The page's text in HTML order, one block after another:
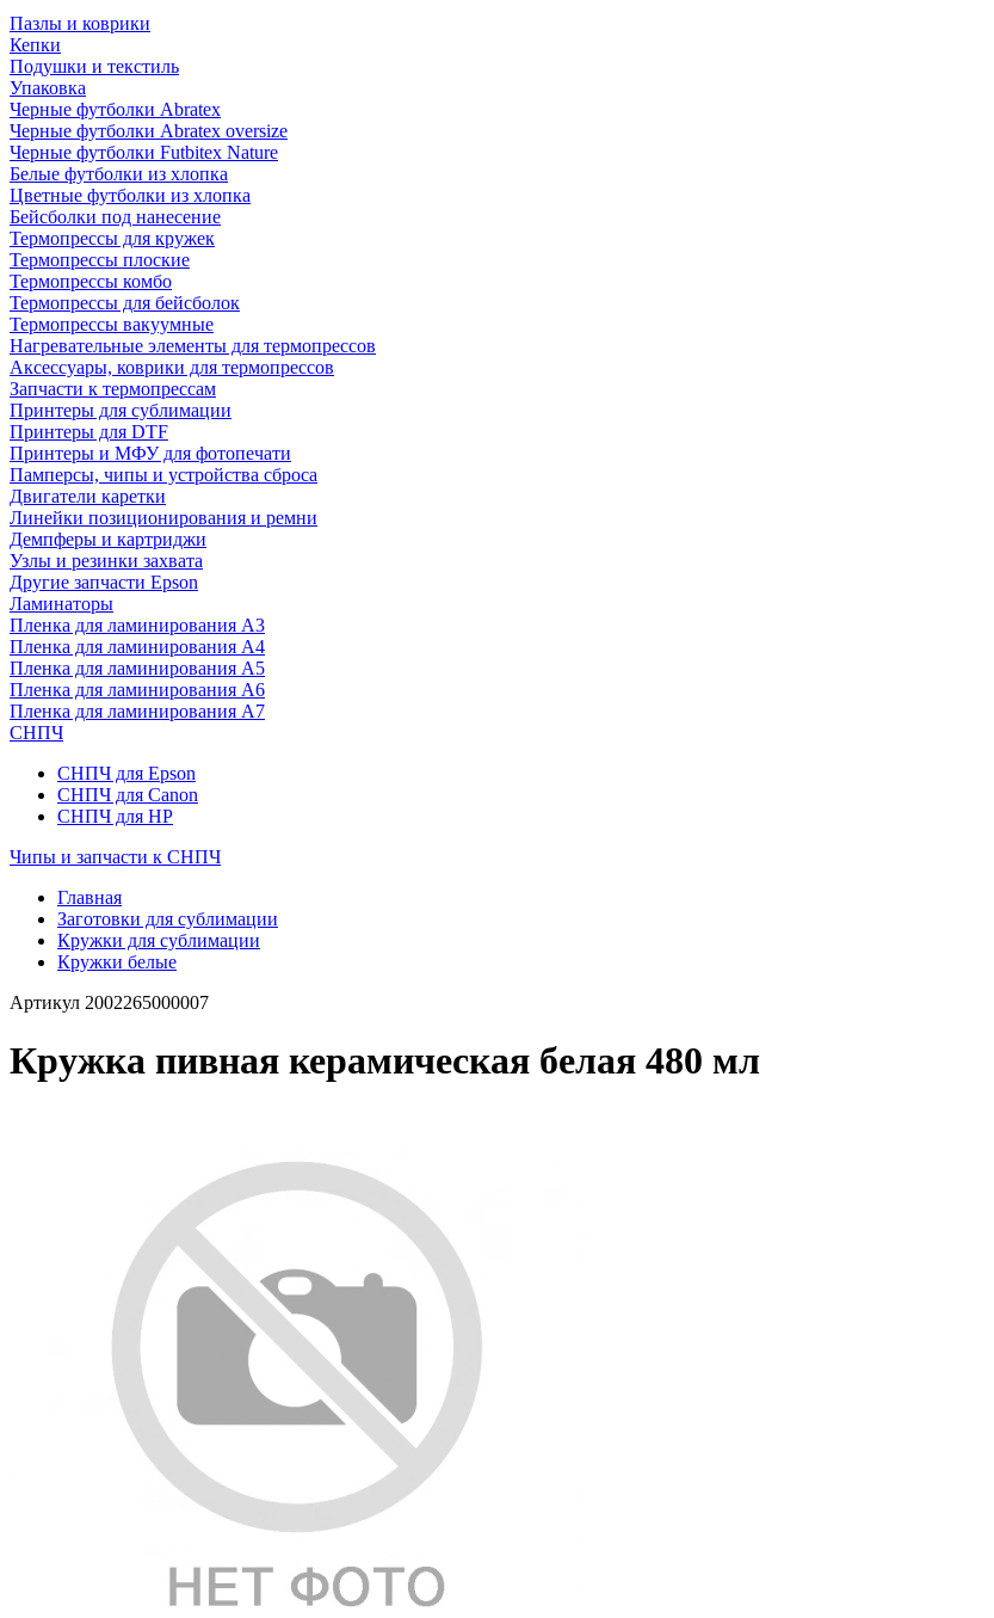
Пазлы и коврики
Кепки
Подушки и текстиль
Упаковка
Черные футболки Abratex
Черные футболки Abratex oversize
Черные футболки Futbitex Nature
Белые футболки из хлопка
Цветные футболки из хлопка
Бейсболки под нанесение
Термопрессы для кружек
Термопрессы плоские
Термопрессы комбо
Термопрессы для бейсболок
Термопрессы вакуумные
Нагревательные элементы для термопрессов
Аксессуары, коврики для термопрессов
Запчасти к термопрессам
Принтеры для сублимации
Принтеры для DTF
Принтеры и МФУ для фотопечати
Памперсы, чипы и устройства сброса
Двигатели каретки
Линейки позиционирования и ремни
Демпферы и картриджи
Узлы и резинки захвата
Другие запчасти Epson
Ламинаторы
Пленка для ламинирования А3
Пленка для ламинирования А4
Пленка для ламинирования А5
Пленка для ламинирования А6
Пленка для ламинирования А7
СНПЧ
СНПЧ для Epson
СНПЧ для Canon
СНПЧ для HP
Чипы и запчасти к СНПЧ
Главная
Заготовки для сублимации
Кружки для сублимации
Кружки белые
Артикул 2002265000007
Кружка пивная керамическая белая 480 мл